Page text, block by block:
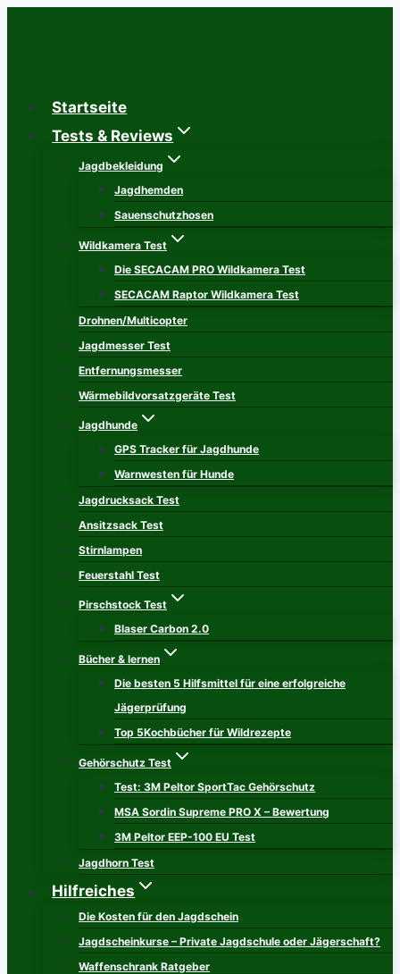
Startseite
Tests & Reviews
Jagdbekleidung
Jagdhemden
Sauenschutzhosen
Wildkamera Test
Die SECACAM PRO Wildkamera Test
SECACAM Raptor Wildkamera Test
Drohnen/Multicopter
Jagdmesser Test
Entfernungsmesser
Wärmebildvorsatzgeräte Test
Jagdhunde
GPS Tracker für Jagdhunde
Warnwesten für Hunde
Jagdrucksack Test
Ansitzsack Test
Stirnlampen
Feuerstahl Test
Pirschstock Test
Blaser Carbon 2.0
Bücher & lernen
Die besten 5 Hilfsmittel für eine erfolgreiche
Jägerprüfung
Top 5Kochbücher für Wildrezepte
Gehörschutz Test
Test: 3M Peltor SportTac Gehörschutz
MSA Sordin Supreme PRO X – Bewertung
3M Peltor EEP-100 EU Test
Jagdhorn Test
Hilfreiches
Die Kosten für den Jagdschein
Jagdscheinkurse – Private Jagdschule oder Jägerschaft?
Waffenschrank Ratgeber